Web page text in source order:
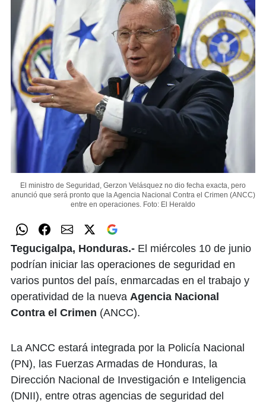
El ministro de Seguridad, Gerzon Velásquez no dio fecha exacta, pero
anunció que será pronto que la Agencia Nacional Contra el Crimen (ANCC)
entre en operaciones. Foto: El Heraldo
Tegucigalpa, Honduras.- El miércoles 10 de junio
podrían iniciar las operaciones de seguridad en
varios puntos del país, enmarcadas en el trabajo y
operatividad de la nueva Agencia Nacional
Contra el Crimen (ANCC).
La ANCC estará integrada por la Policía Nacional
(PN), las Fuerzas Armadas de Honduras, la
Dirección Nacional de Investigación e Inteligencia
(DNII), entre otras agencias de seguridad del